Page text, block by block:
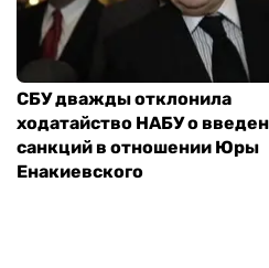
СБУ дважды отклонила
ходатайство НАБУ о
санкций в отношении Юры
Енакиевского